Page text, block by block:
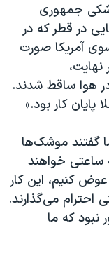
جمهوری
در قطر که در
آمریکا صورت
هوا ساقط شدند.
پایان کار بود.»
گفتند موشک‌ها
ساعتی خواهند
کنیم، این کار
احترام می‌گذارند.
نبود که ما